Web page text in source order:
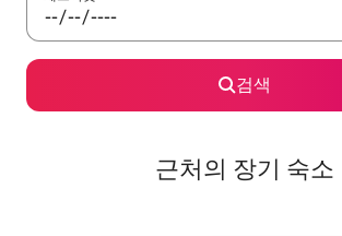
검색
근처의 장기 숙소